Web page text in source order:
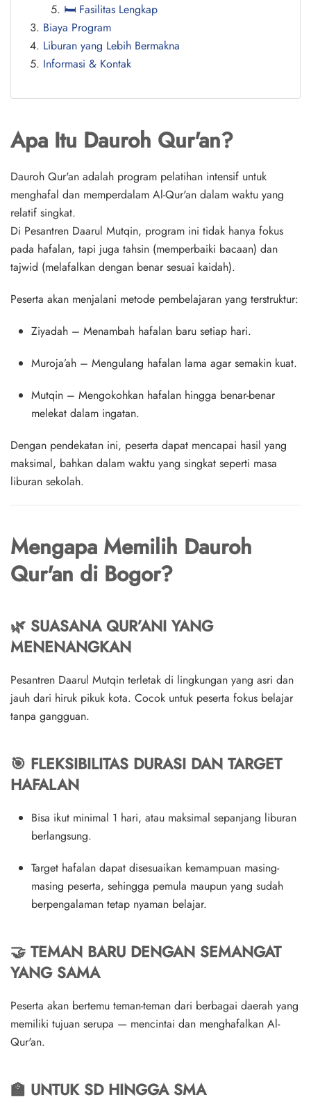
🛏️ Fasilitas Lengkap
Biaya Program
Liburan yang Lebih Bermakna
Informasi & Kontak
Apa Itu Dauroh Qur'an?
Dauroh Qur'an adalah program pelatihan intensif untuk
menghafal dan memperdalam Al-Qur'an dalam waktu yang
relatif singkat.
Di Pesantren Daarul Mutqin, program ini tidak hanya fokus
pada hafalan, tapi juga tahsin (memperbaiki bacaan) dan
tajwid (melafalkan dengan benar sesuai kaidah).
Peserta akan menjalani metode pembelajaran yang terstruktur:
Ziyadah – Menambah hafalan baru setiap hari.
Muroja’ah – Mengulang hafalan lama agar semakin kuat.
Mutqin – Mengokohkan hafalan hingga benar-benar
melekat dalam ingatan.
Dengan pendekatan ini, peserta dapat mencapai hasil yang
maksimal, bahkan dalam waktu yang singkat seperti masa
liburan sekolah.
Mengapa Memilih Dauroh
Qur'an di Bogor?
🌿 SUASANA QUR’ANI YANG
MENENANGKAN
Pesantren Daarul Mutqin terletak di lingkungan yang asri dan
jauh dari hiruk pikuk kota. Cocok untuk peserta fokus belajar
tanpa gangguan.
🎯 FLEKSIBILITAS DURASI DAN TARGET
HAFALAN
Bisa ikut minimal 1 hari, atau maksimal sepanjang liburan
berlangsung.
Target hafalan dapat disesuaikan kemampuan masing-
masing peserta, sehingga pemula maupun yang sudah
berpengalaman tetap nyaman belajar.
🤝 TEMAN BARU DENGAN SEMANGAT
YANG SAMA
Peserta akan bertemu teman-teman dari berbagai daerah yang
memiliki tujuan serupa — mencintai dan menghafalkan Al-
Qur'an.
🏫 UNTUK SD HINGGA SMA